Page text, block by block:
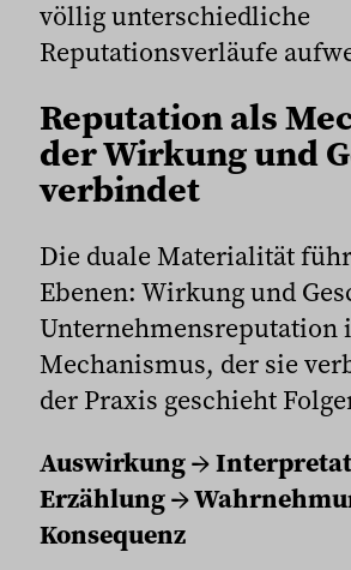
völlig unterschiedliche
Reputationsverläufe
Reputation als
der Wirkung und
verbindet
Die duale Materialität
Ebenen: Wirkung und
Unternehmensreputation
Mechanismus, der sie
der Praxis geschieht
Auswirkung →
Erzählung →
Konsequenz